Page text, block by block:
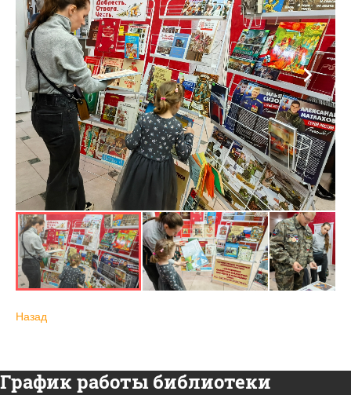
Назад
График работы библиотеки